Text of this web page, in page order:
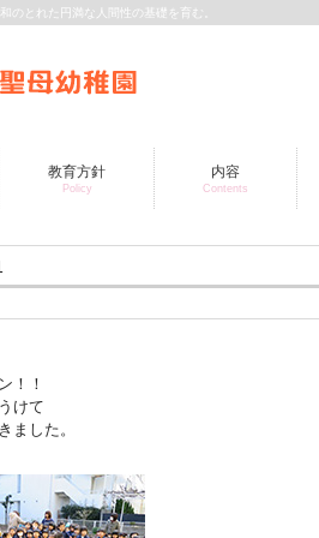
のとれた円満な人間性の基礎を育む。
教育方針
Policy
内容
Contents
！！
けて
ました。